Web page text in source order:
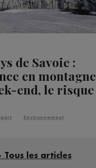
de Savoie :
en montagne
end, le risque
important
Environnement
Tous les articles